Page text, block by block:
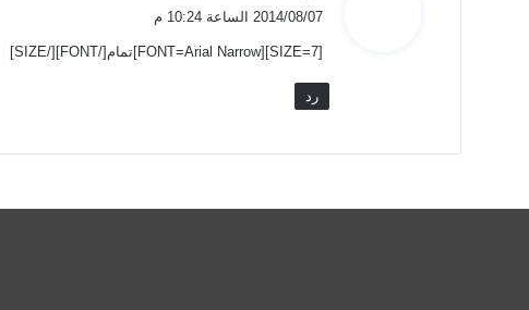
ل
2014/08/07 الساعة 10:24 م
[SIZE=7][FONT=Arial Narrow]تمام[/FONT][/SIZE]
رد